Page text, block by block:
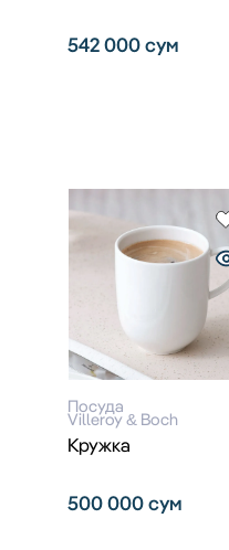
542 000сум
Посуда
Villeroy & Boch
Кружка
500 000сум